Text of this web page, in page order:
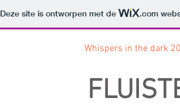
Deze site is ontworpen met de .com
Whispers in the dark